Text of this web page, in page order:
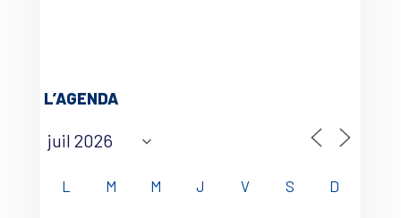
L’AGENDA
L M M J V S D